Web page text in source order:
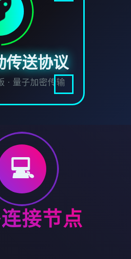
传送协议
· 量子加密传输
💻
接节点